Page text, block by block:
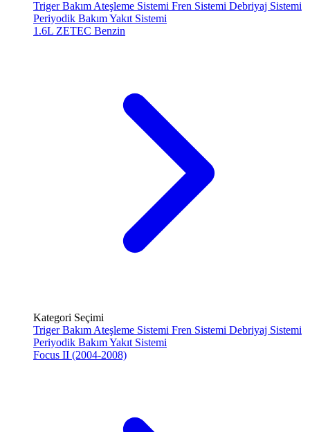
Triger Bakım Ateşleme Sistemi Fren Sistemi Debriyaj Sistemi
Periyodik BakımYakıt Sistemi
1.6L ZETEC Benzin
Kategori Seçimi
Triger Bakım Ateşleme Sistemi Fren Sistemi Debriyaj Sistemi
Periyodik BakımYakıt Sistemi
Focus II (2004-2008)